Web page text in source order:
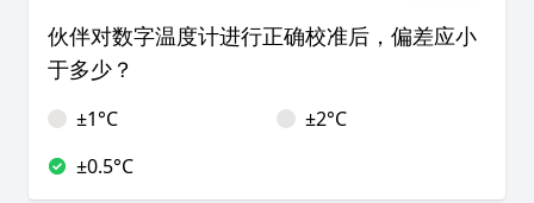
伙伴对数字温度计进行正确校准后，偏差应小
于多少？
±1°C
±2°C
±0.5°C